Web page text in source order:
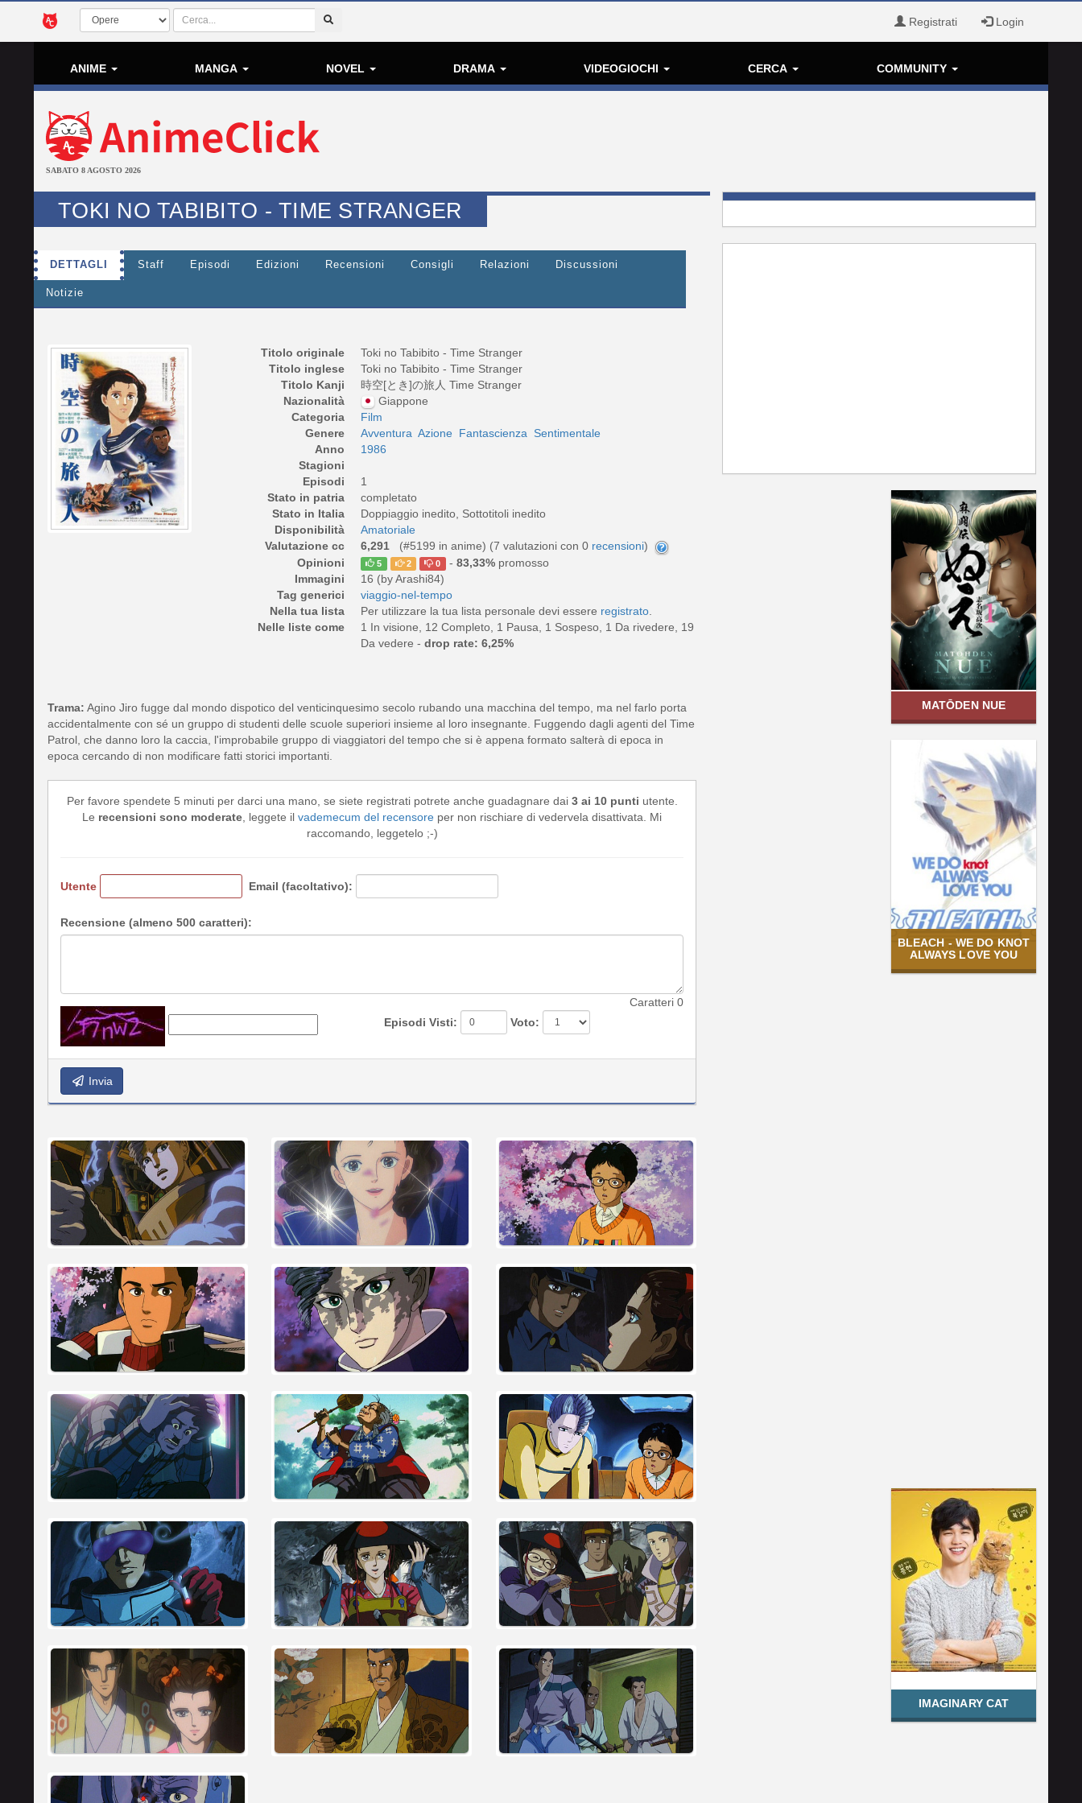
Registrati Login
ANIME MANGA NOVEL DRAMA VIDEOGIOCHI CERCA COMMUNITY
SABATO 8 AGOSTO 2026
TOKI NO TABIBITO - TIME STRANGER
DETTAGLI Staff Episodi Edizioni Recensioni Consigli Relazioni Discussioni
Notizie
Titolo originale
Toki no Tabibito - Time Stranger
Titolo inglese
Toki no Tabibito - Time Stranger
Titolo Kanji
時空[とき]の旅人 Time Stranger
Nazionalità
Giappone
Categoria
Film
Genere
Avventura Azione Fantascienza Sentimentale
Anno
1986
Stagioni
Episodi
1
Stato in patria
completato
Stato in Italia
Doppiaggio inedito, Sottotitoli inedito
Disponibilità
Amatoriale
Valutazione cc
6,291 (#5199 in anime) (7 valutazioni con 0 recensioni)
Opinioni
5 2 0 - 83,33%promosso
Immagini
16 (by Arashi84)
Tag generici
viaggio-nel-tempo
Nella tua lista
Per utilizzare la tua lista personale devi essere registrato
Nelle liste come
1 In visione, 12 Completo, 1 Pausa, 1 Sospeso, 1 Da rivedere, 19
Da vedere - drop rate: 6,25%
Trama: Agino Jiro fugge dal mondo dispotico del venticinquesimo secolo rubando una macchina del tempo, ma nel farlo porta
accidentalmente con sé un gruppo di studenti delle scuole superiori insieme al loro insegnante. Fuggendo dagli agenti del Time
Patrol, che danno loro la caccia, l'improbabile gruppo di viaggiatori del tempo che si è appena formato salterà di epoca in
epoca cercando di non modificare fatti storici importanti.
Per favore spendete 5 minuti per darci una mano, se siete registrati potrete anche guadagnare dai 3 ai 10 punti utente.
Le recensioni sono moderate , leggete il vademecum del recensore per non rischiare di vedervela disattivata. Mi
raccomando, leggetelo ;-)
Utente Email (facoltativo):
Recensione (almeno 500 caratteri):
Caratteri 0
Episodi Visti:
Voto:
Invia
MATŌDEN NUE
BLEACH - WE DO KNOT
ALWAYS LOVE YOU
IMAGINARY CAT